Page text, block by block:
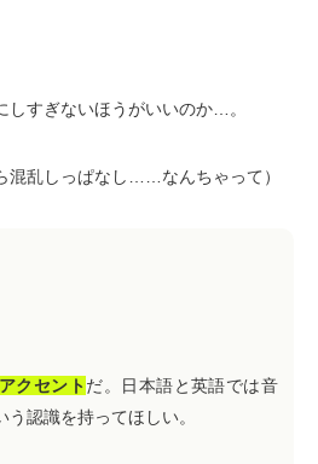
しすぎないほうがいいのか…。
混乱しっぱなし……なんちゃって）
クセントだ。日本語と英語では音
認識を持ってほしい。